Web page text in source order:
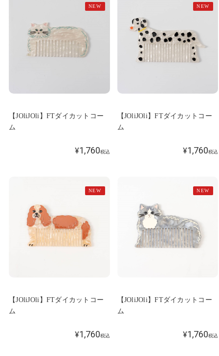
NEW
【JOliJOli】FTダイカットコー
ム
¥1,760税込
NEW
【JOliJOli】FTダイカットコー
ム
¥1,760税込
NEW
【JOliJOli】FTダイカットコー
ム
¥1,760税込
NEW
【JOliJOli】FTダイカットコー
ム
¥1,760税込